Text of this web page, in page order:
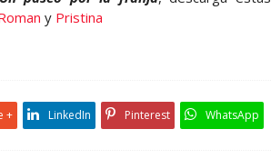
y Pristina
+ LinkedIn Pinterest WhatsApp